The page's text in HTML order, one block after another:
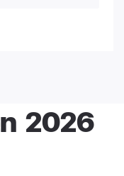
2026